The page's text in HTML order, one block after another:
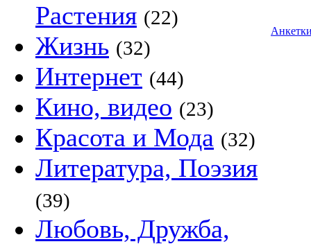
Растения (22)
Жизнь (32)
Интернет (44)
Кино, видео (23)
Красота и Мода (32)
Литература, Поэзия
(39)
Любовь, Дружба,